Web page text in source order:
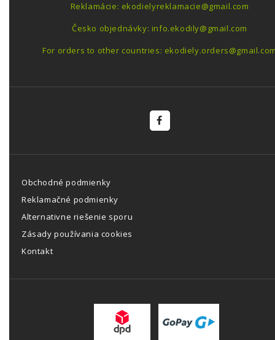
Reklamácie: ekodielyreklamacie@gmail.com
Česko objednávky: info.ekodily@gmail.com
For orders to other countries:
Obchodné podmienky
Reklamačné podmienky
Alternativne riešenie sporu
Zásady používania cookies
Kontakt